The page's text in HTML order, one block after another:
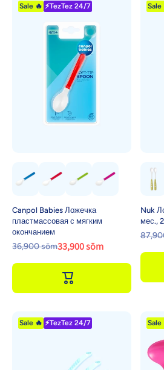
Sale 🔥 ⚡TezTez 24/7
Canpol Babies Ложечка
пластмассовая с мягким
окончанием
36,900 sōm33,900 sōm
Sale
Nuk
мес.,
Sale 🔥 ⚡TezTez 24/7 Sale